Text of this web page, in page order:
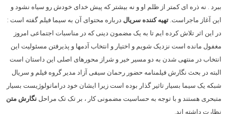
ببرد . نه ذره ای کمتر از ظلم او و نه بیشتر که پیش خدای خودش رو سیاه نشود و
این آغاز ماجراست. تهیه کننده سریال درباره محتوای آن به سیما فیلم گفته است :
در این اثر تلاش کرده ایم تا به یک مضمون دینی که در مناسبات اجتماعی امروز
مغفول مانده است نزدیک شویم و اختیار و انتخاب آدمها و پذیرفتن مسئولیت این
انتخاب در منتهی شدن به دو مسیر خیر و شراز محورهای اصلی این داستان است
البته در بحث نگارش فیلمنامه حضور رحمان سیفی آزاد مدیر گروه فیلم و سریال
شبکه یک سیما بسیار تاثیر گذار بوده است زیرا ایشان خود دراماتولوژیست بسیار
متبحری هستند و با توجه به حساسیت مضمونی کار ، بر تک تک مراحل نگارش متن
نظارت داشته اند.